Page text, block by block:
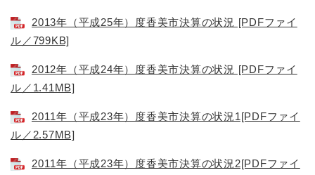
2013年（平成25年）度香美市決算の状況 [PDFファイ
ル／799KB]
2012年（平成24年）度香美市決算の状況 [PDFファイ
ル／1.41MB]
2011年（平成23年）度香美市決算の状況1[PDFファイ
ル／2.57MB]
2011年（平成23年）度香美市決算の状況2[PDFファイ